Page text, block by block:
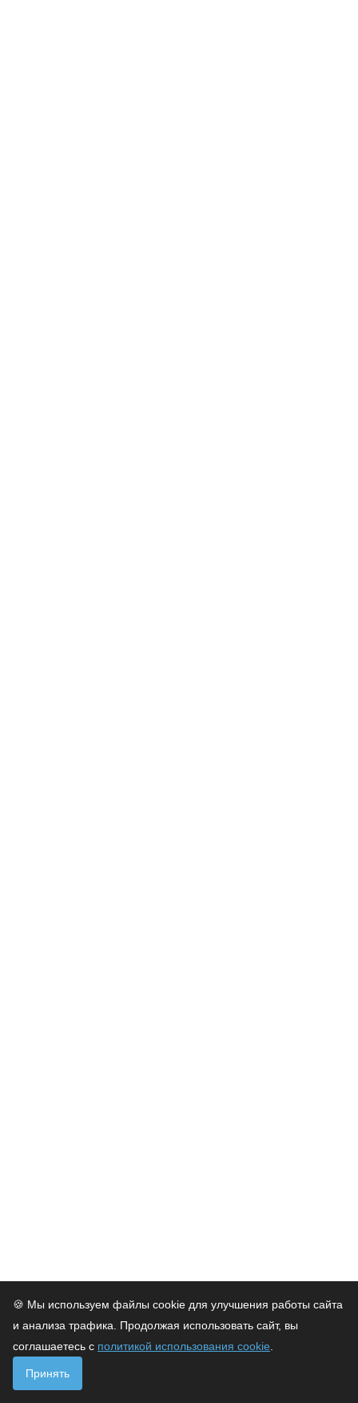
🍪 Мы используем файлы cookie для улучшения работы сайта
и анализа трафика. Продолжая использовать сайт, вы
соглашаетесь с политикой использования cookie
Принять